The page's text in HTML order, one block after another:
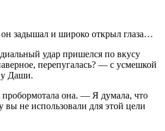
он задышал и широко открыл глаза…
удар пришелся по вкусу
перепугалась? — с усмешкой
у Даши.
она. — Я думала, что
вы не использовали для этой цели